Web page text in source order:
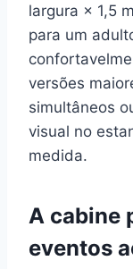
largura × 1,5
para um
versões
simultâneos
visual no
medida.
A cabine
eventos